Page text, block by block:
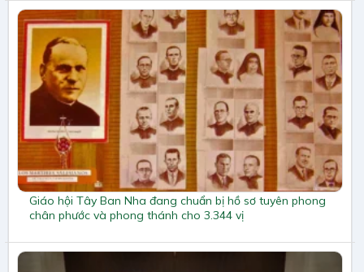
Giáo hội Tây Ban Nha đang chuẩn bị hồ sơ tuyên phong
chân phước và phong thánh cho 3.344 vị